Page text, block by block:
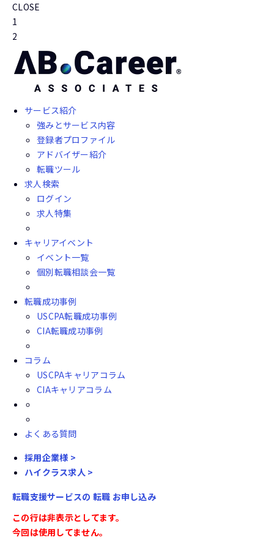
CLOSE
1
2
サービス紹介
強みとサービス内容
登録者プロファイル
アドバイザー紹介
転職ツール
求人検索
ログイン
求人特集
キャリアイベント
イベント一覧
個別転職相談会一覧
転職成功事例
USCPA転職成功事例
CIA転職成功事例
コラム
USCPAキャリアコラム
CIAキャリアコラム
よくある質問
採用企業様 >
ハイクラス求人 >
転職支援サービスの 転職 お申し込み
この行は非表示としてます。
今回は使用してません。